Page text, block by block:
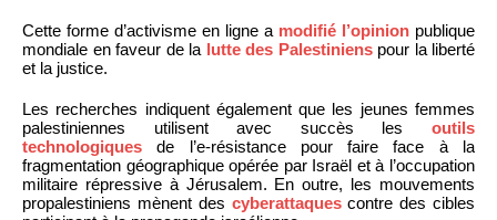
Cette forme d’activisme en ligne a modifié l’opinion publique
mondiale en faveur de la lutte des Palestinienspour la liberté
et la justice.
Les recherches indiquent également que les jeunes femmes
palestiniennes utilisent avec succès les outils
technologiques de l’e-résistance pour faire face à la
fragmentation géographique opérée par Israël et à l’occupation
militaire répressive à Jérusalem. En outre, les mouvements
propalestiniens mènent des cyberattaquescontre des cibles